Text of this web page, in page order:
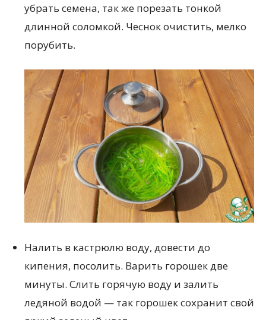
убрать семена, так же порезать тонкой
длинной соломкой. Чеснок очистить, мелко
порубить.
Налить в кастрюлю воду, довести до
кипения, посолить. Варить горошек две
минуты. Слить горячую воду и залить
ледяной водой — так горошек сохранит свой